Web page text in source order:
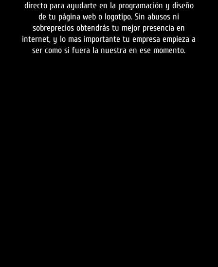
directo para ayudarte en la programación y diseño
de tu página web o logotipo. Sin abusos ni
sobreprecios obtendrás tu mejor presencia en
internet, y lo mas importante tu empresa empieza a
ser como si fuera la nuestra en ese momento.